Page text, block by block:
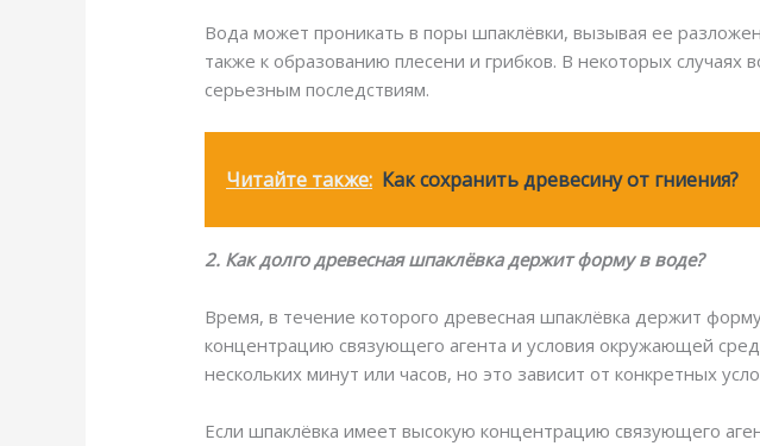
Вода может проникать в поры шпаклёвки, вызывая ее
также к образованию плесени и грибков. В некоторых
серьезным последствиям.
Читайте также: Как сохранить древесину от гниения?
2. Как долго древесная шпаклёвка держит форму в воде?
Время, в течение которого древесная шпаклёвка держит
концентрацию связующего агента и условия окружающей
нескольких минут или часов, но это зависит от конкретных
Если шпаклёвка имеет высокую концентрацию связующего